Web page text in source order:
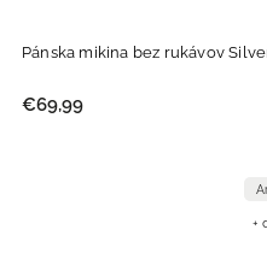
Pánska mikina bez rukávov
€69,99
+